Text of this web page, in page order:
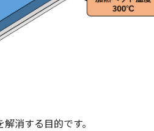
消する目的です。